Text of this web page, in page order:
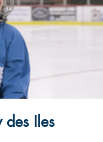
des Iles